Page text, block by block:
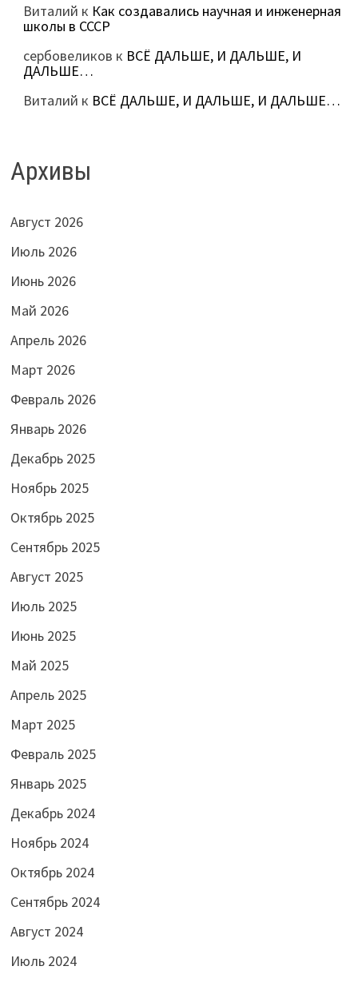
Виталий к Как создавались научная и инженерная
школы в СССР
сербовеликов к ВСЁ ДАЛЬШЕ, И ДАЛЬШЕ, И
ДАЛЬШЕ…
Виталий к ВСЁ ДАЛЬШЕ, И ДАЛЬШЕ, И ДАЛЬШЕ…
Архивы
Август 2026
Июль 2026
Июнь 2026
Май 2026
Апрель 2026
Март 2026
Февраль 2026
Январь 2026
Декабрь 2025
Ноябрь 2025
Октябрь 2025
Сентябрь 2025
Август 2025
Июль 2025
Июнь 2025
Май 2025
Апрель 2025
Март 2025
Февраль 2025
Январь 2025
Декабрь 2024
Ноябрь 2024
Октябрь 2024
Сентябрь 2024
Август 2024
Июль 2024